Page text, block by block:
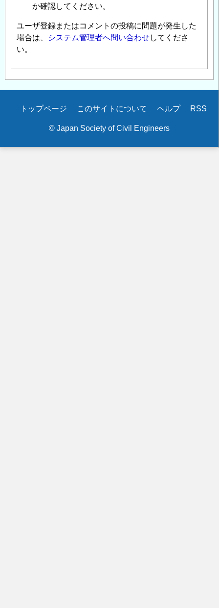
か確認してください。
ユーザ登録またはコメントの投稿に問題が発生した
場合は、
システム管理者へ問い合わせしてくださ
い。
Secondary
トップページ このサイトについて ヘルプ RSS
© Japan Society of Civil Engineers